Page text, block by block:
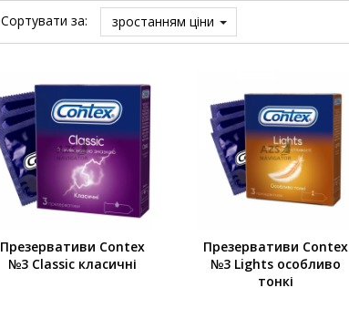
Сортувати за: зростанням ціни
Презервативи Contex
№3 Classic класичні
Презервативи Contex
№3 Lights особливо
тонкі